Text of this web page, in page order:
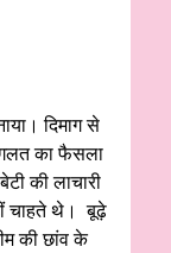
दिमाग से
गलत का फैसला
की लाचारी
चाहते थे। बूढ़े
की छांव के